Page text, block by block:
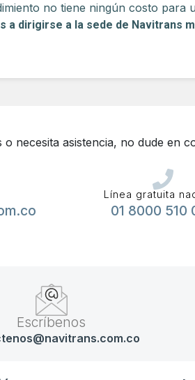
no tiene ningún costo para
a dirigirse a la sede de Navitrans
o necesita asistencia, no dude en
Línea gratuita
01 8000 510
Escríbenos